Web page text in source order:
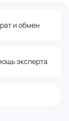
и обмен
эксперта